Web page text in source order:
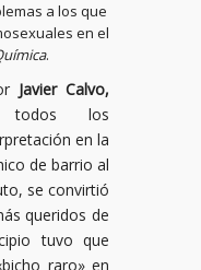
a los que
en el
.
Javier Calvo,
los
en la
de barrio al
se convirtió
queridos de
tuvo que
raro» en